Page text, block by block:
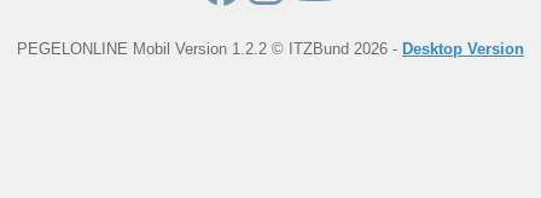
PEGELONLINE Mobil Version 1.2.2 © ITZBund 2026 - Desktop Version